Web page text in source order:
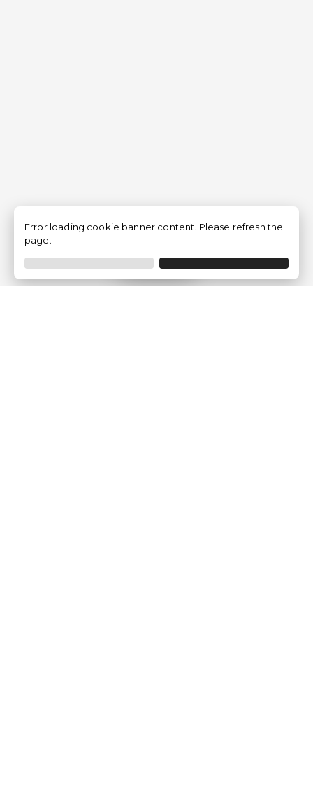
Filtro
Error loading cookie banner content. Please refresh the
page.